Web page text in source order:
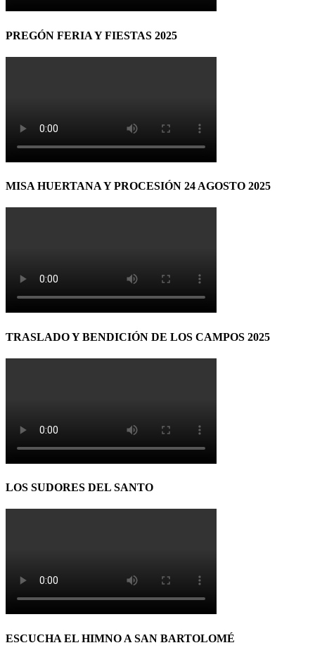
PREGÓN FERIA Y FIESTAS 2025
MISA HUERTANA Y PROCESIÓN 24 AGOSTO 2025
TRASLADO Y BENDICIÓN DE LOS CAMPOS 2025
LOS SUDORES DEL SANTO
ESCUCHA EL HIMNO A SAN BARTOLOMÉ